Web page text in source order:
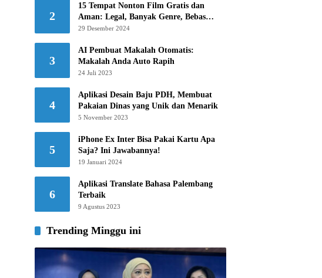
2
15 Tempat Nonton Film Gratis dan
Aman: Legal, Banyak Genre, Bebas
Khawatir!
29 Desember 2024
3
AI Pembuat Makalah Otomatis:
Makalah Anda Auto Rapih
24 Juli 2023
4
Aplikasi Desain Baju PDH, Membuat
Pakaian Dinas yang Unik dan Menarik
5 November 2023
5
iPhone Ex Inter Bisa Pakai Kartu Apa
Saja? Ini Jawabannya!
19 Januari 2024
6
Aplikasi Translate Bahasa Palembang
Terbaik
9 Agustus 2023
Trending Minggu ini